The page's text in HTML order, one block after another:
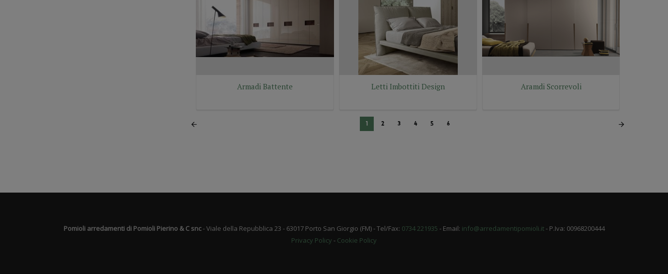
Armadi Battente Letti Imbottiti Design Aramdi Scorrevoli
1 2 3 4 5 6
Pomioli arredamenti di Pomioli Pierino & C snc- Viale della Repubblica 23 - 63017 Porto San Giorgio (FM) - Tel/Fax: 0734 221935 - Email: info@arredamentipomioli.it- P.Iva: 00968200444
Privacy Policy - Cookie Policy